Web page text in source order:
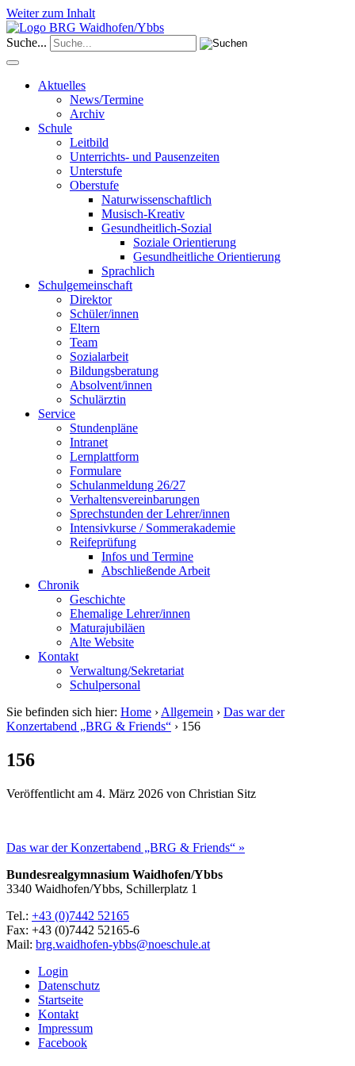
Weiter zum Inhalt
Suche...
Aktuelles
News/Termine
Archiv
Schule
Leitbild
Unterrichts- und Pausenzeiten
Unterstufe
Oberstufe
Naturwissenschaftlich
Musisch-Kreativ
Gesundheitlich-Sozial
Soziale Orientierung
Gesundheitliche Orientierung
Sprachlich
Schulgemeinschaft
Direktor
Schüler/innen
Eltern
Team
Sozialarbeit
Bildungsberatung
Absolvent/innen
Schulärztin
Service
Stundenpläne
Intranet
Lernplattform
Formulare
Schulanmeldung 26/27
Verhaltensvereinbarungen
Sprechstunden der Lehrer/innen
Intensivkurse / Sommerakademie
Reifeprüfung
Infos und Termine
Abschließende Arbeit
Chronik
Geschichte
Ehemalige Lehrer/innen
Maturajubiläen
Alte Website
Kontakt
Verwaltung/Sekretariat
Schulpersonal
Sie befinden sich hier: Home › Allgemein › Das war der
Konzertabend „BRG & Friends“ › 156
156
Veröffentlicht am 4. März 2026 von Christian Sitz
Das war der Konzertabend „BRG & Friends“ »
Bundesrealgymnasium Waidhofen/Ybbs
3340 Waidhofen/Ybbs, Schillerplatz 1
Tel.: +43 (0)7442 52165
Fax: +43 (0)7442 52165-6
Mail: brg.waidhofen-ybbs@noeschule.at
Login
Datenschutz
Startseite
Kontakt
Impressum
Facebook